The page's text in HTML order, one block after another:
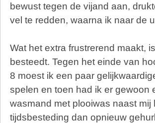
bewust tegen de vijand aan,
vel te redden, waarna ik naar de
Wat het extra frustrerend maakt,
besteedt. Tegen het einde van
8 moest ik een paar
spelen en toen had ik er gewoon
wasmand met plooiwas naast
tijdsbesteding dan opnieuw